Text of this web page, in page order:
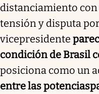
distanciamiento con
tensión y disputa
vicepresidente
condición de Brasil
posiciona como un
entre las potencias